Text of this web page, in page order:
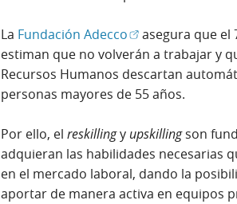
La Fundación Adecco(Abrir en ventana
asegura que el
estiman que no volverán a trabajar y
Recursos Humanos descartan
personas mayores de 55 años.
Por ello, el reskillingy upskillingson
adquieran las habilidades necesarias
en el mercado laboral, dando la
aportar de manera activa en equipos